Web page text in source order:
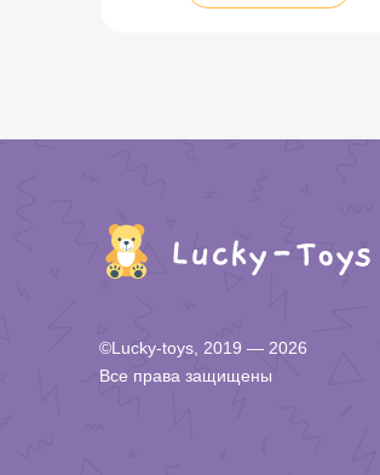
©Lucky-toys, 2019 — 2026
Все права защищены